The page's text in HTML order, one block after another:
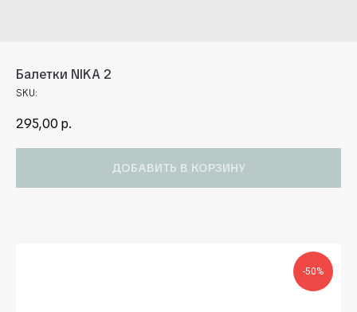
Балетки NIKA 2
SKU:
295,00 р.
ДОБАВИТЬ В КОРЗИНУ
-50%